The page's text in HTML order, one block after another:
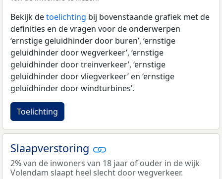
Bekijk detoelichting bij bovenstaande grafiek met de
definities en de vragen voor de onderwerpen
‘ernstige geluidhinder door buren’, ‘ernstige
geluidhinder door wegverkeer’, ‘ernstige
geluidhinder door treinverkeer’, ‘ernstige
geluidhinder door vliegverkeer’ en ‘ernstige
geluidhinder door windturbines’.
Toelichting
Slaapverstoring
2% van de inwoners van 18 jaar of ouder in de wijk
Volendam slaapt heel slecht door wegverkeer.